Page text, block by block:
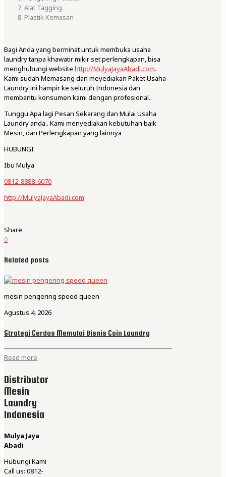
Alat Tagging
Plastik Kemasan
Bagi Anda yang berminat untuk membuka usaha
laundry tanpa khawatir mikir set perlengkapan, bisa
menghubungi website http://MulyaJayaAbadi.com.
Kami sudah Memasang dan meyediakan Paket Usaha
Laundry ini hampir ke seluruh Indonesia dan
membantu konsumen kami dengan profesional..
Tunggu Apa lagi Pesan Sekarang dan Mulai Usaha
Laundry anda.. Kami menyediakan kebutuhan baik
Mesin, dan Perlengkapan yang lainnya
HUBUNGI
Ibu Mulya
0812-8888-6070
http://MulyaJayaAbadi.com
Share
0
Related posts
mesin pengering speed queen
Agustus 4, 2026
Strategi Cerdas Memulai Bisnis Coin Laundry
Read more
Distributor
Mesin
Laundry
Indonesia
Mulya Jaya
Abadi
Hubungi Kami
Call us: 0812-